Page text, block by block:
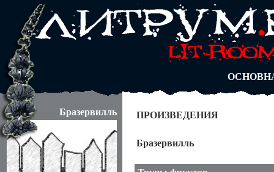
АВТОРЫ
БЛОГИ
АБИТУРА
Бразервилль ПРОИЗВЕДЕНИЯ
Бразервилль